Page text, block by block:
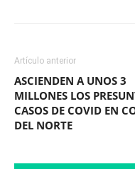
Artículo anterior
ASCIENDEN A UNOS 3
MILLONES LOS
CASOS DE COVID EN
DEL NORTE